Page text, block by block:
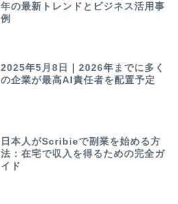
年の最新トレンドとビジネス活用事
例
2025年5月8日｜2026年までに多く
の企業が最高AI責任者を配置予定
日本人がScribieで副業を始める方
法：在宅で収入を得るための完全ガ
イド